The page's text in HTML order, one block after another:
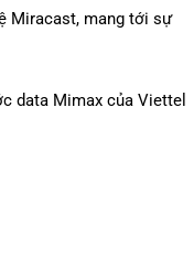
Miracast, mang tới sự
data Mimax của Viettel